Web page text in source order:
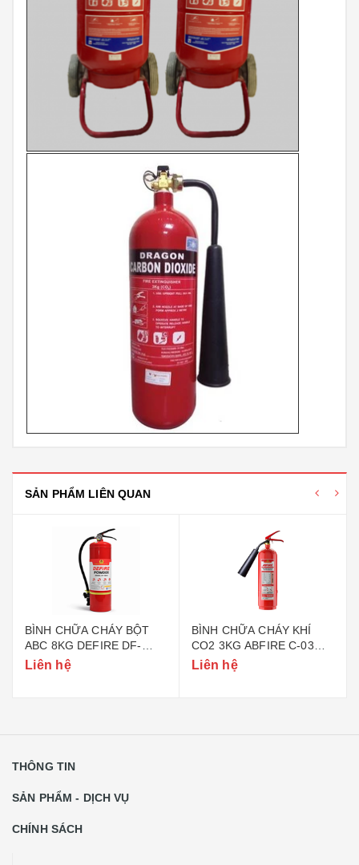
SẢN PHẨM LIÊN QUAN
BÌNH CHỮA CHÁY BỘT
ABC 8KG DEFIRE DF-
ABC8 (BỘ CÔNG AN)
Liên hệ
BÌNH CHỮA CHÁY KHÍ
CO2 3KG ABFIRE C-03
(TEM BỘ CÔNG AN)
Liên hệ
THÔNG TIN
SẢN PHẨM - DỊCH VỤ
CHÍNH SÁCH